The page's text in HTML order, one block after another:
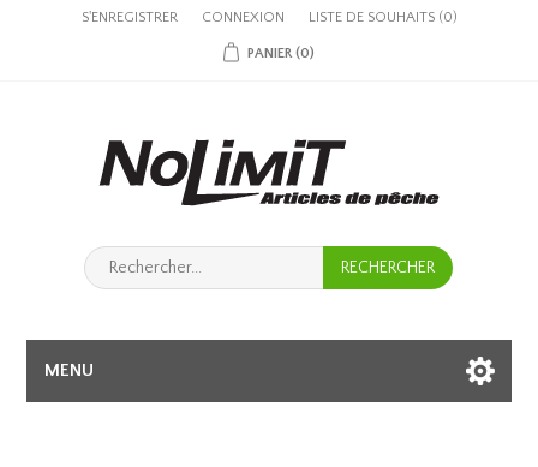
S'ENREGISTRER CONNEXION LISTE DE SOUHAITS (0)
PANIER (0)
MENU